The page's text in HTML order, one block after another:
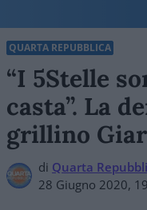
QUARTA REPUBBLICA
“I 5Stelle
casta”. La
grillino
di Quarta
28 Giugno 2020,